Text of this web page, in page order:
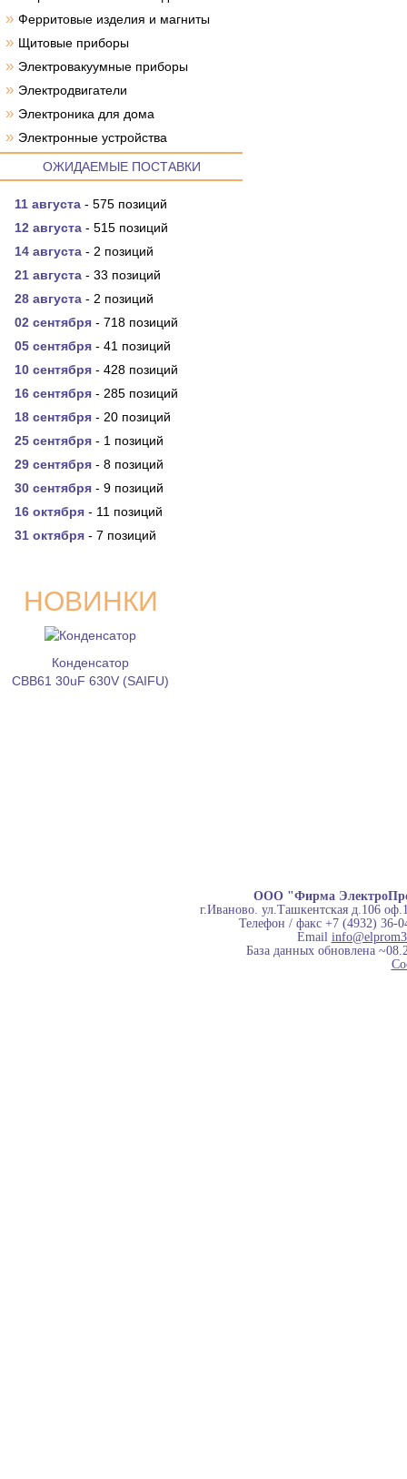
» Ферритовые изделия и магниты
» Щитовые приборы
» Электровакуумные приборы
» Электродвигатели
» Электроника для дома
» Электронные устройства
ОЖИДАЕМЫЕ ПОСТАВКИ
11 августа - 575 позиций
12 августа - 515 позиций
14 августа - 2 позиций
21 августа - 33 позиций
28 августа - 2 позиций
02 сентября - 718 позиций
05 сентября - 41 позиций
10 сентября - 428 позиций
16 сентября - 285 позиций
18 сентября - 20 позиций
25 сентября - 1 позиций
29 сентября - 8 позиций
30 сентября - 9 позиций
16 октября - 11 позиций
31 октября - 7 позиций
НОВИНКИ
Конденсатор
CBB61 30uF 630V (SAIFU)
ООО "Фирма
г.Иваново. ул.Ташкентская д.106
Телефон / факс +7 (4932) 36-
Email
База данных обновлена